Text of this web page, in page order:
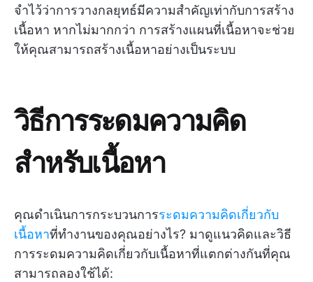
จำไว้ว่าการวางกลยุทธ์มีความสำคัญเท่ากับการสร้าง
เนื้อหา หากไม่มากกว่า การสร้างแผนที่เนื้อหาจะช่วย
ให้คุณสามารถสร้างเนื้อหาอย่างเป็นระบบ
วิธีการระดมความคิด
สำหรับเนื้อหา
คุณดำเนินการกระบวนการระดมความคิดเกี่ยวกับ
เนื้อหาที่ทำงานของคุณอย่างไร? มาดูแนวคิดและวิธี
การระดมความคิดเกี่ยวกับเนื้อหาที่แตกต่างกันที่คุณ
สามารถลองใช้ได้: